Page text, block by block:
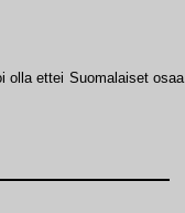
olla ettei Suomalaiset osaa